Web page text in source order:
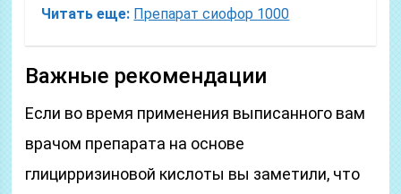
Читать еще: Препарат сиофор 1000
Важные рекомендации
Если во время применения выписанного вам
врачом препарата на основе
глицирризиновой кислоты вы заметили, что